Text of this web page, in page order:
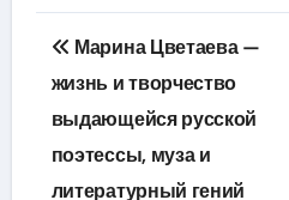
Навигация
по
записям
Марина Цветаева —
жизнь и творчество
выдающейся русской
поэтессы, муза и
литературный гений